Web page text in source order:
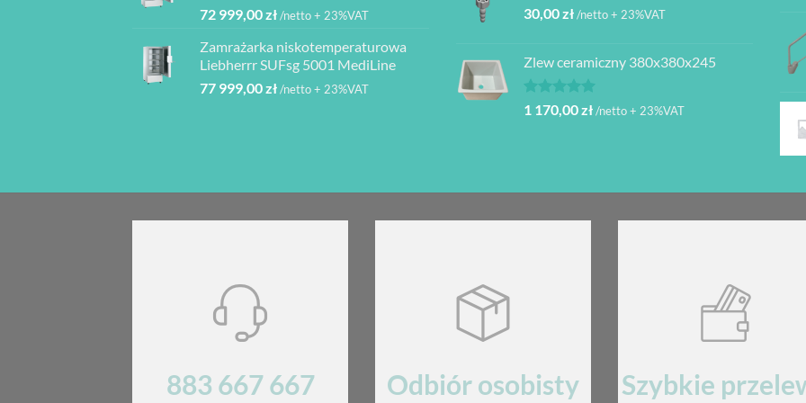
72 999,00zł/netto + 23%VAT
Zamrażarka niskotemperaturowa
Liebherrr SUFsg 5001 MediLine
77 999,00zł/netto + 23%VAT
30,00zł/netto + 23%VAT
Zlew ceramiczny 380x380x245
Oceniono
na 5
1 170,00zł/netto + 23%VAT
883 667 667 Odbiór osobisty Szybkie